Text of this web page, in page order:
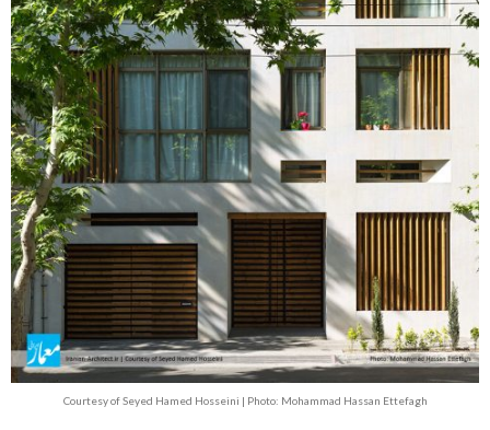
Courtesy of Seyed Hamed Hosseini | Photo: Mohammad Hassan Ettefagh